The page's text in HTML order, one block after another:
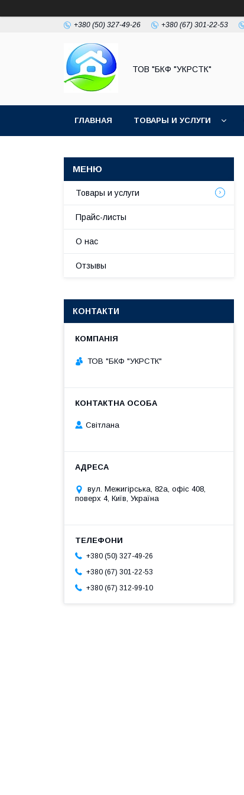
+380 (50) 327-49-26 +380 (67) 301-22-53
ТОВ "БКФ "УКРСТК"
ГЛАВНАЯ ТОВАРЫ И УСЛУГИ
Товары и услуги
Прайс-листы
О нас
Отзывы
КОНТАКТИ
ТОВ "БКФ "УКРСТК"
Світлана
вул. Межигірська, 82а, офіс 408,
поверх 4, Київ, Україна
+380 (50) 327-49-26
+380 (67) 301-22-53
+380 (67) 312-99-10